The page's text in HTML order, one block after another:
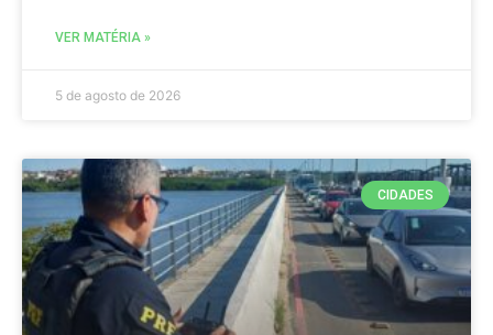
VER MATÉRIA »
5 de agosto de 2026
CIDADES